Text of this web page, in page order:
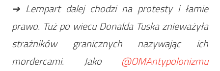
➔ Lempart dalej chodzi na protesty i łamie
prawo. Tuż po wiecu Donalda Tuska znieważyła
strażników granicznych nazywając ich
mordercami. Jako @OMAntypolonizmu